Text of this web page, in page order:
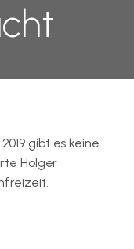
gibt es keine
Holger